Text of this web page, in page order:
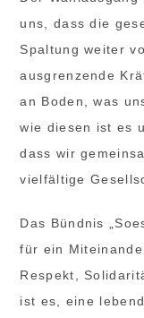
uns, dass die
Spaltung weiter
ausgrenzende
an Boden, was
wie diesen ist es
dass wir
vielfältige
Das Bündnis
für ein
Respekt,
ist es, eine